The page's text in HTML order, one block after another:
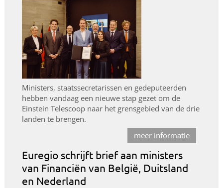
Ministers, staatssecretarissen en gedeputeerden
hebben vandaag een nieuwe stap gezet om de
Einstein Telescoop naar het grensgebied van de drie
landen te brengen.
meer informatie
Euregio schrijft brief aan ministers
van Financiën van België, Duitsland
en Nederland